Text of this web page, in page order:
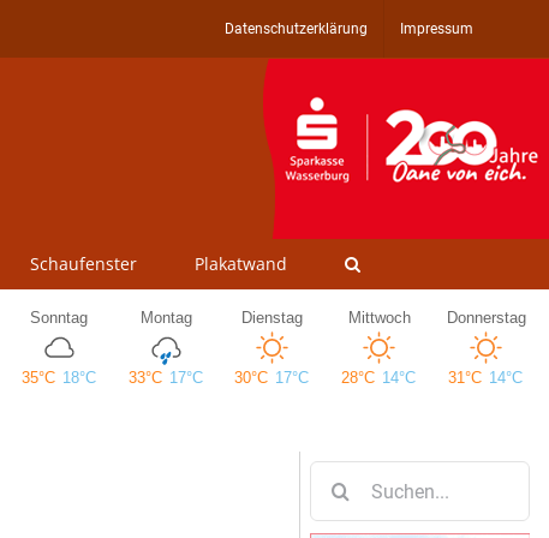
Datenschutzerklärung Impressum
Schaufenster Plakatwand
nach: